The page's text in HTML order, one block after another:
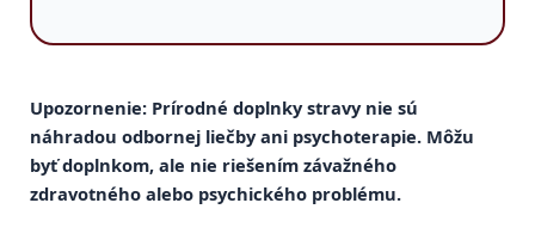
Upozornenie: Prírodné doplnky stravy nie sú
náhradou odbornej liečbyani psychoterapie. Môžu
byť doplnkom, ale nie riešením závažného
zdravotného alebo psychického problému.